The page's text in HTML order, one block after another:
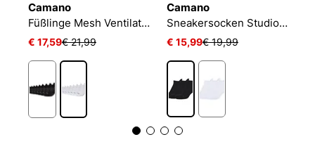
Camano
Füßlinge Mesh Ventilation
€ 17,59€ 21,99
Camano
Sneakersocken Studio-Line Pilates und Yoga
€ 15,99€ 19,99